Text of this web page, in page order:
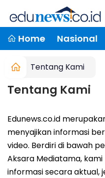
Home Nasional
Tentang Kami
Tentang Kami
Edunews.co.id
menyajikan informasi
video. Berdiri di bawah
Aksara Mediatama,
informasi secara aktual,